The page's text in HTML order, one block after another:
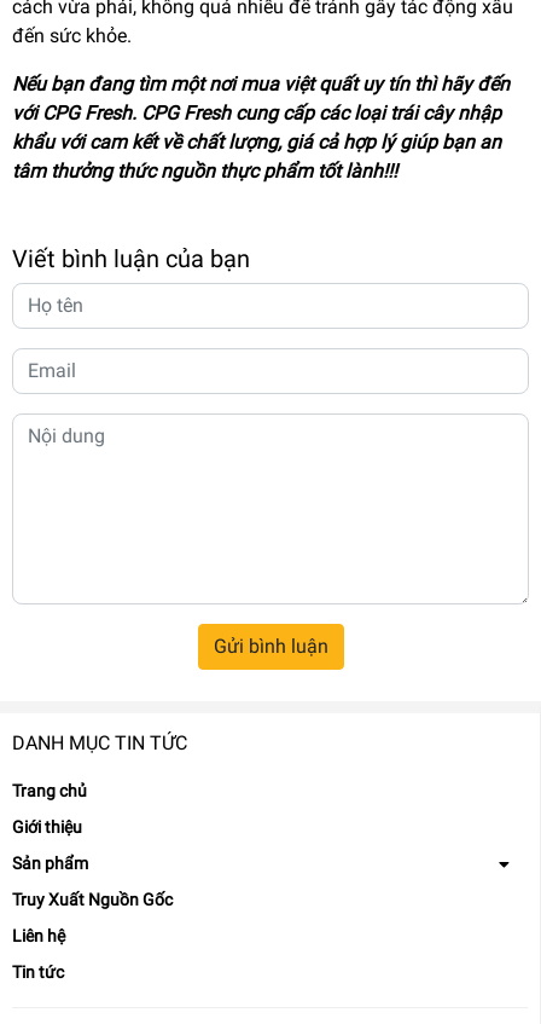
DANH MỤC TIN TỨC
Trang chủ
Giới thiệu
Sản phẩm
Truy Xuất Nguồn Gốc
Liên hệ
Tin tức
cách vừa phải, không quá nhiều để tránh gây tác động xấu
đến sức khỏe.
Nếu bạn đang tìm một nơi mua việt quất uy tín thì hãy đến
với CPG Fresh. CPG Fresh cung cấp các loại trái cây nhập
khẩu với cam kết về chất lượng, giá cả hợp lý giúp bạn an
tâm thưởng thức nguồn thực phẩm tốt lành!!!
Viết bình luận của bạn
Gửi bình luận